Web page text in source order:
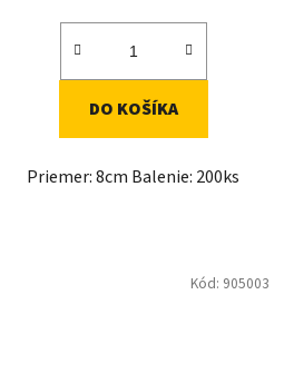
DO KOŠÍKA
Priemer: 8cm Balenie: 200ks
Kód: 905003